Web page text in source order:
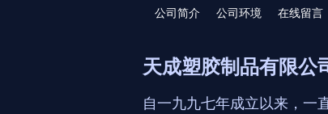
公司简介 公司环境 在线留言
天成塑胶制品有限公
自一九九七年成立以来，一